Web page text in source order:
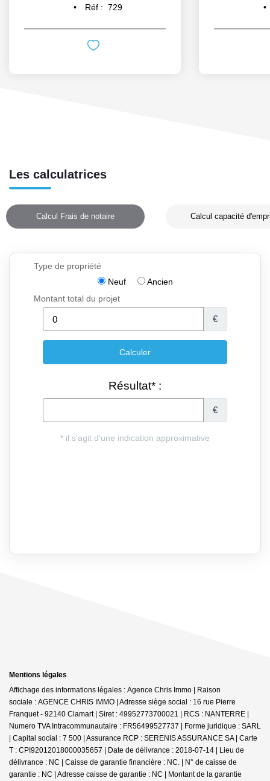
Réf : 729
Les calculatrices
Calcul Frais de notaire Calcul capacité
Mentions légales
Affichage des informations légales : Agence Chris Immo | Raison
sociale : AGENCE CHRIS IMMO | Adresse siège social : 16 rue Pierre
Franquet - 92140 Clamart | Siret : 49952773700021 | RCS : NANTERRE |
Numero TVA Intracommunautaire : FR56499527737 | Forme juridique : SARL
| Capital social : 7 500 | Assurance RCP : SERENIS ASSURANCE SA | Carte
T : CPI92012018000035657 | Date de délivrance : 2018-07-14 | Lieu de
délivrance : NC | Caisse de garantie financière : NC. | N° de caisse de
garantie : NC | Adresse caisse de garantie : NC | Montant de la garantie